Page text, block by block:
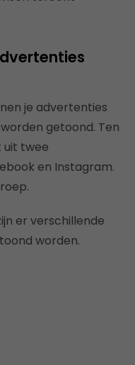
je advertenties
getoond. Ten
uit twee
en Instagram.
er verschillende
worden.